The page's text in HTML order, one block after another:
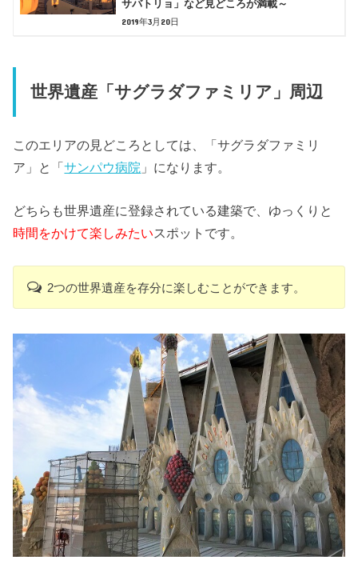
サバトリョ」など見どころが満載～
2019年3月20日
世界遺産「サグラダファミリア」周辺
このエリアの見どころとしては、「サグラダファミリ
ア」と「サンパウ病院 」になります。
どちらも世界遺産に登録されている建築で、ゆっくりと
時間をかけて楽しみたいスポットです。
2つの世界遺産を存分に楽しむことができます。